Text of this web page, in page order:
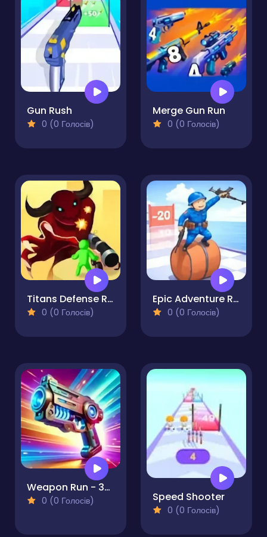
Gun Rush
0 (0 Голосів)
Merge Gun Run
0 (0 Голосів)
Titans Defense Run
0 (0 Голосів)
Epic Adventure Runner
0 (0 Голосів)
Weapon Run - 3D Gun Shooter
0 (0 Голосів) Speed Shooter
0 (0 Голосів)